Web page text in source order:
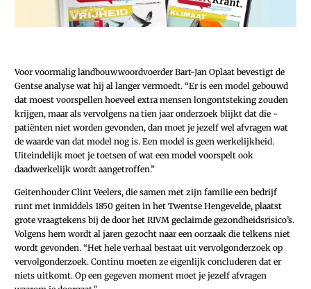
Voor voormalig landbouwwoordvoerder Bart-Jan Oplaat bevestigt de
Gentse analyse wat hij al langer vermoedt. “Er is een model gebouwd
dat moest voorspellen hoeveel extra mensen longontsteking zouden
krijgen, maar als vervolgens na tien jaar onderzoek blijkt dat die ­
patiënten niet worden gevonden, dan moet je jezelf wel afvragen wat
de waarde van dat model nog is. Een model is geen werkelijkheid.
Uiteindelijk moet je toetsen of wat een model voorspelt ook
daadwerkelijk wordt aangetroffen.”
Geitenhouder Clint Veelers, die samen met zijn familie een bedrijf
runt met inmiddels 1850 geiten in het Twentse Hengevelde, plaatst
grote vraagtekens bij de door het RIVM geclaimde gezondheidsrisico’s.
Volgens hem wordt al jaren gezocht naar een oorzaak die telkens niet
wordt gevonden. “Het hele verhaal bestaat uit vervolgonderzoek op
vervolgonderzoek. Continu moeten ze eigenlijk concluderen dat er
niets uitkomt. Op een gegeven moment moet je jezelf afvragen